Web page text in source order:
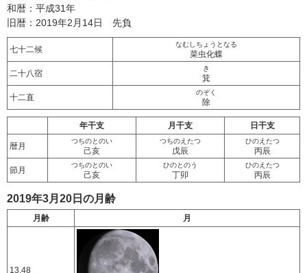
和暦：平成31年
旧暦：2019年2月14日 先負
七十二候
なむしちょうとなる
菜虫化蝶
二十八宿
き
箕
十二直
のぞく
除
年干支 月干支 日干支
暦月
つちのとのい
己亥
つちのえたつ
戊辰
ひのえたつ
丙辰
節月
つちのとのい
己亥
ひのとのう
丁卯
ひのえたつ
丙辰
2019年3月20日の月齢
月齢 月
13.48